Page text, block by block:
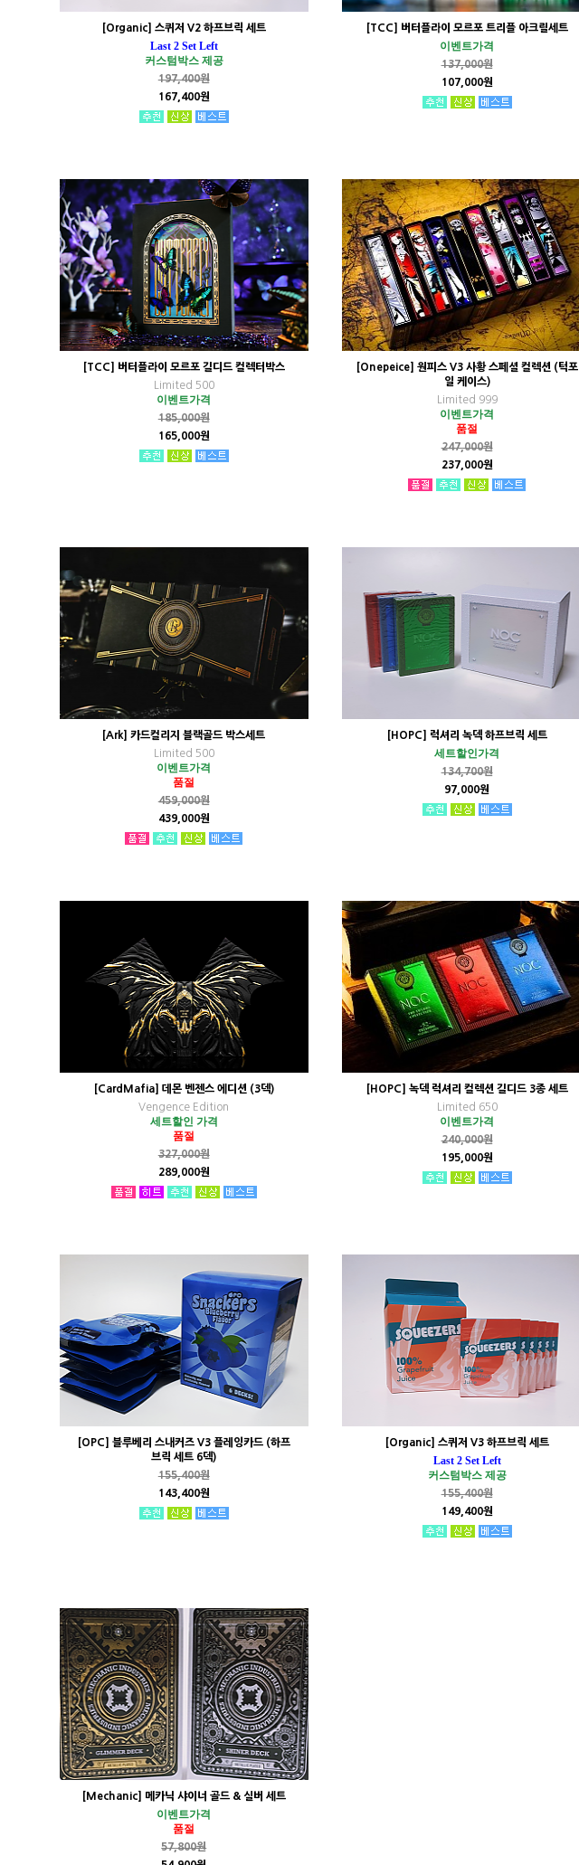
[Organic] 스퀴저 V2 하프브릭 세트
Last 2 Set Left
커스텀박스 제공
197,400원
167,400원
[TCC] 버터플라이 모르포 트리플 아크릴세트
이벤트가격
137,000원
107,000원
[TCC] 버터플라이 모르포 길디드 컬렉터박스
Limited 500
이벤트가격
185,000원
165,000원
[Onepeice] 원피스 V3 사황 스페셜 컬렉션 (턱포
일 케이스)
Limited 999
이벤트가격
품절
247,000원
237,000원
[Ark] 카드컬리지 블랙골드 박스세트
Limited 500
이벤트가격
품절
459,000원
439,000원
[HOPC] 럭셔리 녹덱 하프브릭 세트
세트할인가격
134,700원
97,000원
[CardMafia] 데몬 벤젠스 에디션 (3덱)
Vengence Edition
세트할인 가격
품절
327,000원
289,000원
[HOPC] 녹덱 럭셔리 컬렉션 길디드 3종 세트
Limited 650
이벤트가격
240,000원
195,000원
[OPC] 블루베리 스내커즈 V3 플레잉카드 (하프
브릭 세트 6덱)
155,400원
143,400원
[Organic] 스퀴저 V3 하프브릭 세트
Last 2 Set Left
커스텀박스 제공
155,400원
149,400원
[Mechanic] 메카닉 샤이너 골드 & 실버 세트
이벤트가격
품절
57,800원